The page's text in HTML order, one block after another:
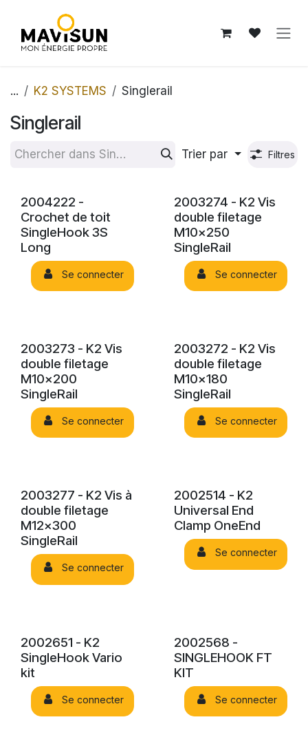
... K2 SYSTEMS Singlerail
Singlerail
Trier par Filtres
2004222 -
Crochet de toit
SingleHook 3S
Long
Se connecter
2003274 - K2 Vis
double filetage
M10x250
SingleRail
Se connecter
2003273 - K2 Vis
double filetage
M10x200
SingleRail
Se connecter
2003272 - K2 Vis
double filetage
M10x180
SingleRail
Se connecter
2003277 - K2 Vis à
double filetage
M12x300
SingleRail
Se connecter
2002514 - K2
Universal End
Clamp OneEnd
Se connecter
2002651 - K2
SingleHook Vario
kit
Se connecter
2002568 -
SINGLEHOOK FT
KIT
Se connecter